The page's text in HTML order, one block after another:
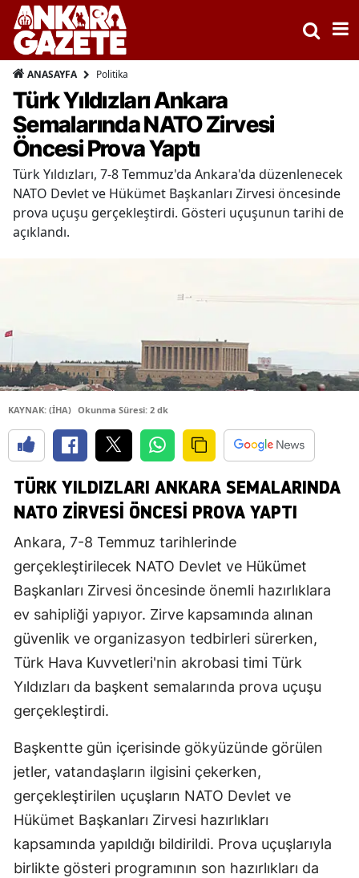
ANASAYFA Politika
Türk Yıldızları Ankara
Semalarında NATO Zirvesi
Öncesi Prova Yaptı
Türk Yıldızları, 7-8 Temmuz'da Ankara'da düzenlenecek
NATO Devlet ve Hükümet Başkanları Zirvesi öncesinde
prova uçuşu gerçekleştirdi. Gösteri uçuşunun tarihi de
açıklandı.
KAYNAK: (İHA) Okunma Süresi: 2 dk
TÜRK YILDIZLARI ANKARA SEMALARINDA
NATO ZIRVESI ÖNCESI PROVA YAPTI
Ankara, 7-8 Temmuz tarihlerinde
gerçekleştirilecek NATO Devlet ve Hükümet
Başkanları Zirvesi öncesinde önemli hazırlıklara
ev sahipliği yapıyor. Zirve kapsamında alınan
güvenlik ve organizasyon tedbirleri sürerken,
Türk Hava Kuvvetleri'nin akrobasi timi Türk
Yıldızları da başkent semalarında prova uçuşu
gerçekleştirdi.
Başkentte gün içerisinde gökyüzünde görülen
jetler, vatandaşların ilgisini çekerken,
gerçekleştirilen uçuşların NATO Devlet ve
Hükümet Başkanları Zirvesi hazırlıkları
kapsamında yapıldığı bildirildi. Prova uçuşlarıyla
birlikte gösteri programının son hazırlıkları da